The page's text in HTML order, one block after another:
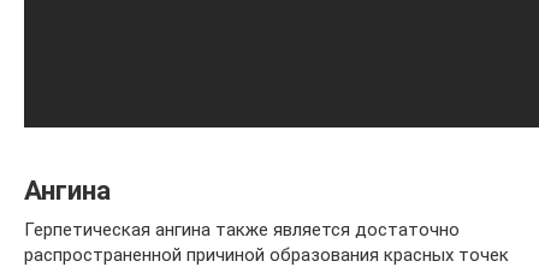
Ангина
Герпетическая ангина также является достаточно
распространенной причиной образования красных точек